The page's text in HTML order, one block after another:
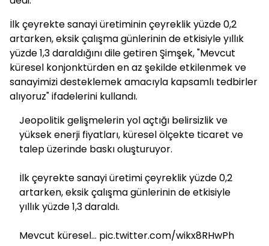
İlk çeyrekte sanayi üretiminin çeyreklik yüzde 0,2
artarken, eksik çalışma günlerinin de etkisiyle yıllık
yüzde 1,3 daraldığını dile getiren Şimşek, "Mevcut
küresel konjonktürden en az şekilde etkilenmek ve
sanayimizi desteklemek amacıyla kapsamlı tedbirler
alıyoruz" ifadelerini kullandı.
Jeopolitik gelişmelerin yol açtığı belirsizlik ve
yüksek enerji fiyatları, küresel ölçekte ticaret ve
talep üzerinde baskı oluşturuyor.
İlk çeyrekte sanayi üretimi çeyreklik yüzde 0,2
artarken, eksik çalışma günlerinin de etkisiyle
yıllık yüzde 1,3 daraldı.
Mevcut küresel… pic.twitter.com/wikx8RHwPh